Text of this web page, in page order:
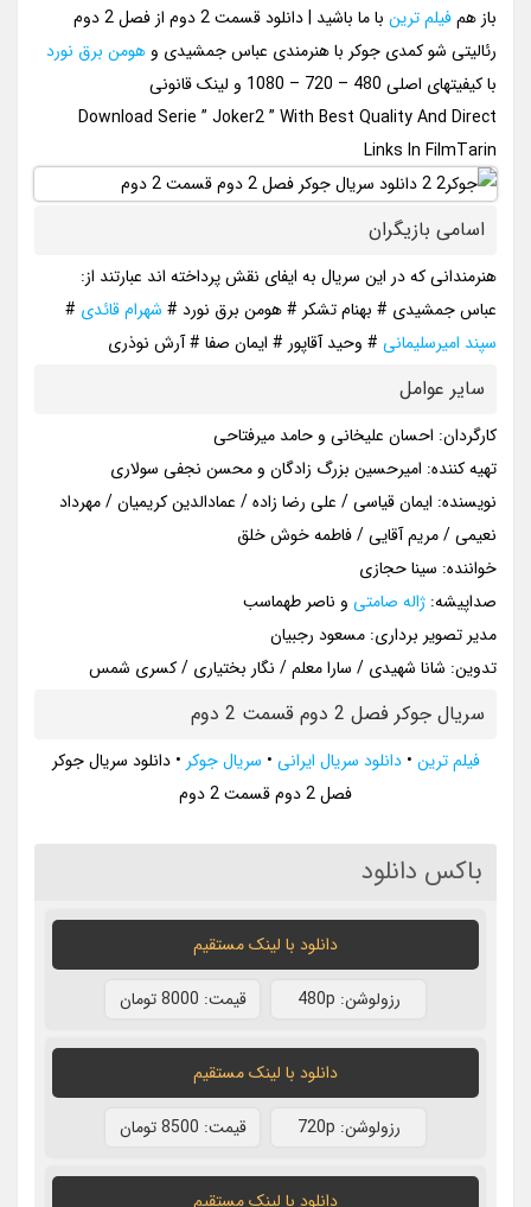
باز همفیلم ترین
با ما باشید | دانلود قسمت 2 دوم از فصل 2 دوم
رئالیتی شو کمدی جوکر با هنرمندی عباس جمشیدی وهومن برق نورد
با کیفیتهای اصلی 480 – 720 – 1080 و لینک قانونی
Download Serie ” Joker2 ” With Best Quality And Direct
Links In FilmTarin
اسامی بازیگران
هنرمندانی که در این سریال به ایفای نقش پرداخته اند عبارتند از:
عباس جمشیدی # بهنام تشکر # هومن برق نورد # شهرام قائدی #
سپند امیرسلیمانی # وحید آقاپور # ایمان صفا # آرش نوذری
سایر عوامل
کارگردان: احسان علیخانی و حامد میرفتاحی
تهیه کننده: امیرحسین بزرگ زادگان و محسن نجفی سولاری
نویسنده: ایمان قیاسی / علی رضا زاده / عمادالدین کریمیان / مهرداد
نعیمی / مریم آقایی / فاطمه خوش خلق
خواننده: سینا حجازی
صداپیشه:ژاله صامتی و ناصر طهماسب
مدیر تصویر برداری: مسعود رجبیان
تدوین: شانا شهیدی / سارا معلم / نگار بختیاری / کسری شمس
سریال جوکر فصل 2 دوم قسمت 2 دوم
فیلم ترین •دانلود سریال ایرانی • سریال جوکر •دانلود سریال جوکر
فصل 2 دوم قسمت 2 دوم
باکس دانلود
دانلود با لينک مستقيم
رزولوشن: 480p قيمت: 8000 تومان
دانلود با لينک مستقيم
رزولوشن: 720p قيمت: 8500 تومان
دانلود با لينک مستقيم